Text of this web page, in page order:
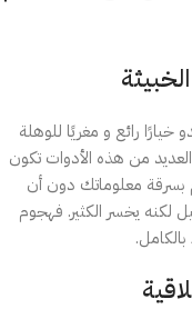
رائع و مغريًا للوهلة
العديد من هذه الأدوات تكون
بسرقة معلوماتك دون أن
لكنه يخسر الكثير. فهجوم